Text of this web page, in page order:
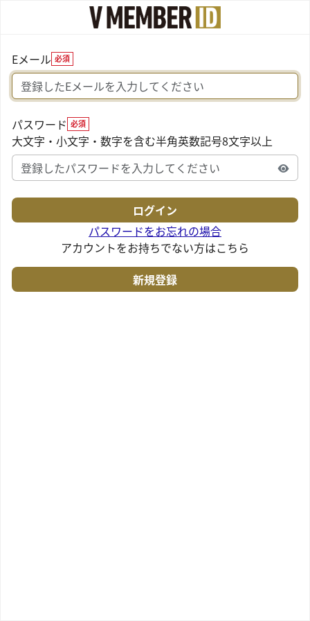
Eメール 必須
パスワード 必須
大文字・小文字・数字を含む半角英数記号8文字以上
パスワードをお忘れの場合
アカウントをお持ちでない方はこちら
新規登録